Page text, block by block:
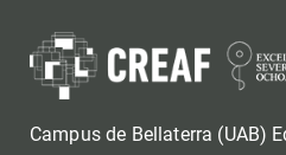
Campus de Bellaterra (UAB)